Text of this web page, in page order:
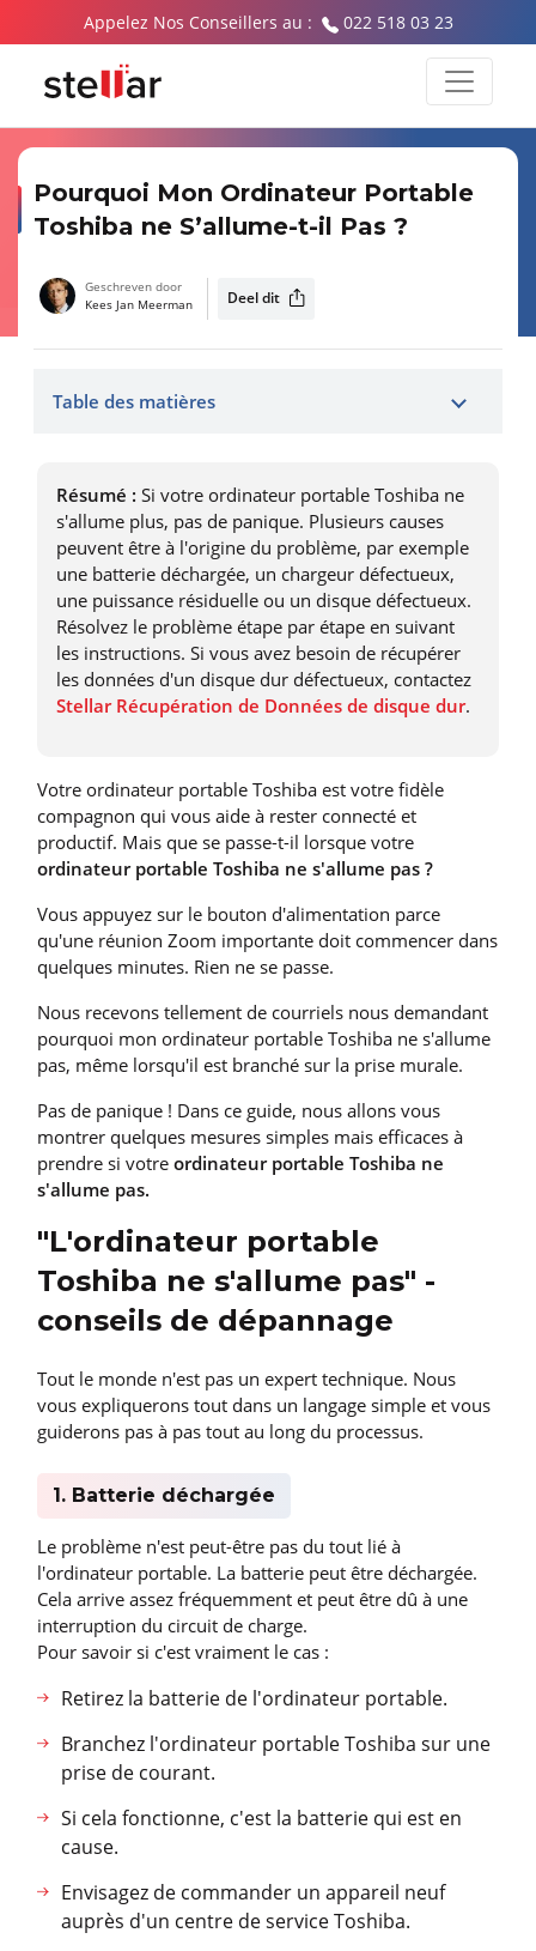
Appelez Nos Conseillers au : 022 518 03 23
Pourquoi Mon Ordinateur Portable
Toshiba ne S’allume-t-il Pas ?
Geschreven door
Kees Jan Meerman
Deel dit
Table des matières
Résumé : Si votre ordinateur portable Toshiba ne
s'allume plus, pas de panique. Plusieurs causes
peuvent être à l'origine du problème, par exemple
une batterie déchargée, un chargeur défectueux,
une puissance résiduelle ou un disque défectueux.
Résolvez le problème étape par étape en suivant
les instructions. Si vous avez besoin de récupérer
les données d'un disque dur défectueux, contactez
Stellar Récupération de Données de disque dur.
Votre ordinateur portable Toshiba est votre fidèle
compagnon qui vous aide à rester connecté et
productif. Mais que se passe-t-il lorsque votre
ordinateur portable Toshiba ne s'allume pas ?
Vous appuyez sur le bouton d'alimentation parce
qu'une réunion Zoom importante doit commencer dans
quelques minutes. Rien ne se passe.
Nous recevons tellement de courriels nous demandant
pourquoi mon ordinateur portable Toshiba ne s'allume
pas, même lorsqu'il est branché sur la prise murale.
Pas de panique ! Dans ce guide, nous allons vous
montrer quelques mesures simples mais efficaces à
prendre si votre ordinateur portable Toshiba ne
s'allume pas.
"L'ordinateur portable
Toshiba ne s'allume pas" -
conseils de dépannage
Tout le monde n'est pas un expert technique. Nous
vous expliquerons tout dans un langage simple et vous
guiderons pas à pas tout au long du processus.
1. Batterie déchargée
Le problème n'est peut-être pas du tout lié à
l'ordinateur portable. La batterie peut être déchargée.
Cela arrive assez fréquemment et peut être dû à une
interruption du circuit de charge.
Pour savoir si c'est vraiment le cas :
Retirez la batterie de l'ordinateur portable.
Branchez l'ordinateur portable Toshiba sur une
prise de courant.
Si cela fonctionne, c'est la batterie qui est en
cause.
Envisagez de commander un appareil neuf
auprès d'un centre de service Toshiba.